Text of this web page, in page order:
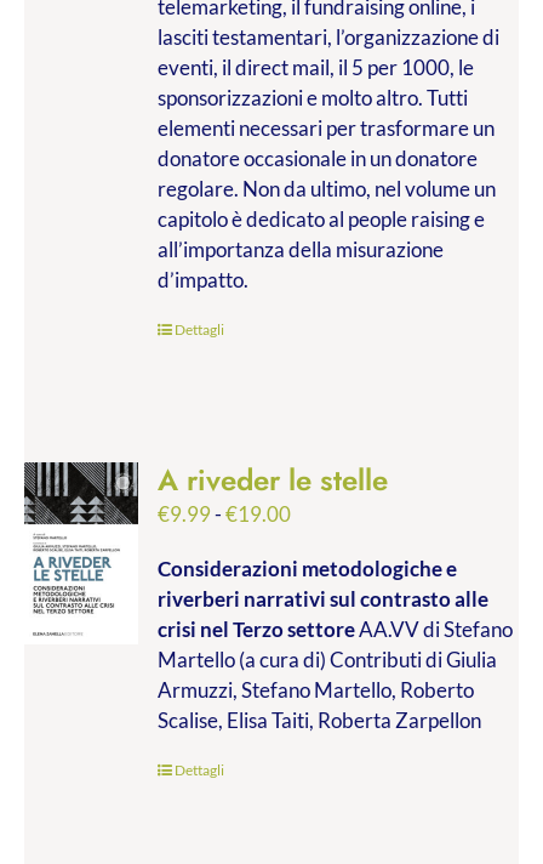
€20.00
telemarketing, il fundraising online, i
lasciti testamentari, l’organizzazione di
eventi, il direct mail, il 5 per 1000, le
sponsorizzazioni e molto altro. Tutti
elementi necessari per trasformare un
donatore occasionale in un donatore
regolare. Non da ultimo, nel volume un
capitolo è dedicato al people raising e
all’importanza della misurazione
d’impatto.
Dettagli
A riveder le stelle
€9.99-€19.00Fascia
prezzo:
da
€9.99
a
€19.00
Considerazioni metodologiche e
riverberi narrativi sul contrasto alle
crisi nel Terzo settoreAA.VV di Stefano
Martello (a cura di) Contributi di Giulia
Armuzzi, Stefano Martello, Roberto
Scalise, Elisa Taiti, Roberta Zarpellon
Dettagli